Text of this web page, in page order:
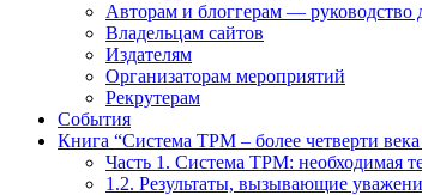
Авторам и блоггерам — руководство
Владельцам сайтов
Издателям
Организаторам мероприятий
Рекрутерам
События
Книга “Система TPM – более четверти
Часть 1. Система ТРМ: необходимая
1.2. Результаты, вызывающие